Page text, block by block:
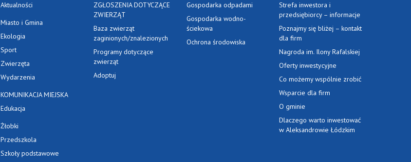
Aktualności
Miasto i Gmina
Ekologia
Sport
Zwierzęta
Wydarzenia
KOMUNIKACJA MIEJSKA
Edukacja
Żłobki
Przedszkola
Szkoły podstawowe
ZGŁOSZENIA DOTYCZĄCE
ZWIERZĄT
Baza zwierząt
zaginionych/znalezionych
Programy dotyczące
zwierząt
Adoptuj
Gospodarka odpadami
Gospodarka wodno-
ściekowa
Ochrona środowiska
Strefa inwestora i
przedsiębiorcy – informacje
Poznajmy się bliżej – kontakt
dla firm
Nagroda im. Ilony Rafalskiej
Oferty inwestycyjne
Co możemy wspólnie zrobić
Wsparcie dla firm
O gminie
Dlaczego warto inwestować
w Aleksandrowie Łódzkim